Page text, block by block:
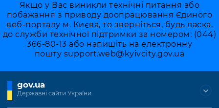
Якщо у Вас виникли технічні питання або
побажання з приводу доопрацювання Єдиного
веб-порталу м. Києва, то зверніться, будь ласка,
до служби технічної підтримки за номером: (044)
366-80-13 або напишіть на електронну
пошту support.web@kyivcity.gov.ua
gov.ua
Державні сайти України